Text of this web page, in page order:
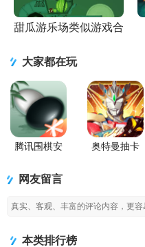
甜瓜游乐场类似游戏合
大家都在玩
腾讯围棋安
奥特曼抽卡
网友留言
本类排行榜